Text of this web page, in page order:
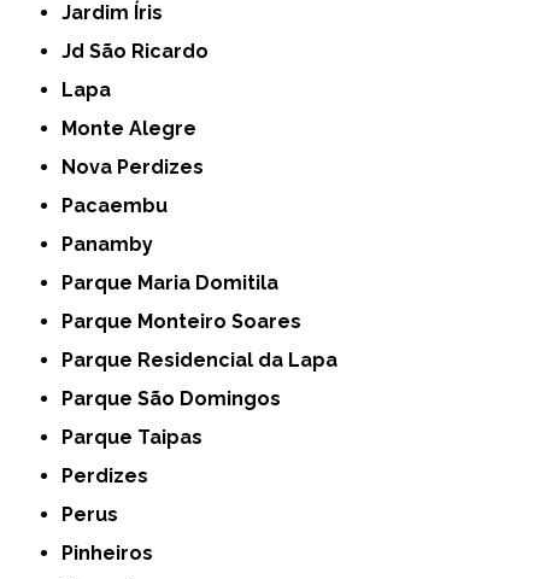
Jardim Íris
Jd São Ricardo
Lapa
Monte Alegre
Nova Perdizes
Pacaembu
Panamby
Parque Maria Domitila
Parque Monteiro Soares
Parque Residencial da Lapa
Parque São Domingos
Parque Taipas
Perdizes
Perus
Pinheiros